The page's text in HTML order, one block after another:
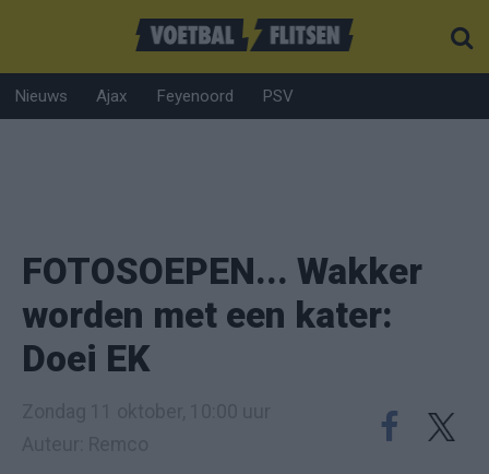
Nieuws Ajax Feyenoord PSV
FOTOSOEPEN... Wakker
worden met een kater:
Doei EK